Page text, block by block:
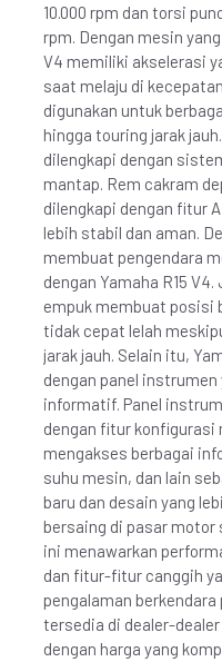
10.000 rpm dan torsi
rpm. Dengan mesin
V4 memiliki akselerasi
saat melaju di
digunakan untuk
hingga touring jarak
dilengkapi dengan
mantap. Rem cakram
dilengkapi dengan fitur
lebih stabil dan aman.
membuat pengendara
dengan Yamaha R15
empuk membuat posisi
tidak cepat lelah
jarak jauh. Selain itu,
dengan panel instrumen
informatif. Panel
dengan fitur konfigurasi
mengakses berbagai
suhu mesin, dan lain
baru dan desain yang
bersaing di pasar
ini menawarkan
dan fitur-fitur canggih
pengalaman berkendara
tersedia di dealer-
dengan harga yang